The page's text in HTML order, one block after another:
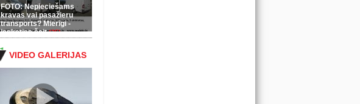
FOTO: Nepieciešams
kravas vai pasažieru
transports? Mierīgi -
ieskaties šeit(35)
VIDEO GALERIJAS